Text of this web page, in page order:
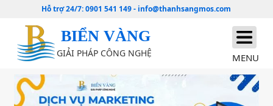
Hỗ trợ 24/7:0901 541 149- info@thanhsangmos.com
BIỂN VÀNG
GIẢI PHÁP CÔNG NGHỆ MENU